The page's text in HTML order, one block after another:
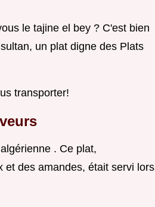
le tajine el bey ? C'est bien
un plat digne des Plats
transporter!
. Ce plat,
et des amandes, était servi lors